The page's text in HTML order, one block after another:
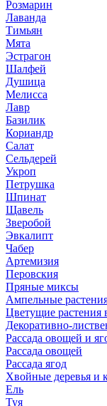
Розмарин
Лаванда
Тимьян
Мята
Эстрагон
Шалфей
Душица
Мелисса
Лавр
Базилик
Кориандр
Салат
Сельдерей
Укроп
Петрушка
Шпинат
Щавель
Зверобой
Эвкалипт
Чабер
Артемизия
Перовския
Пряные миксы
Ампельные
Цветущие растения
Декоративно-
Рассада овощей и
Рассада овощей
Рассада ягод
Хвойные деревья и
Ель
Туя